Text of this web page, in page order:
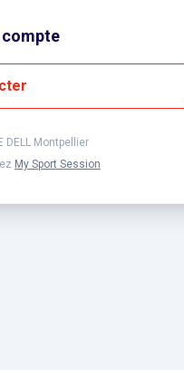
compte
DELL Montpellier
My Sport Session